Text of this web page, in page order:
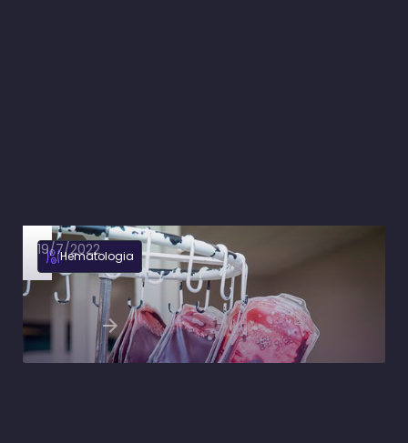
Hematologia
19/7/2022
Como funcionam as indicações de
concentrado de hemácias
Ler artigo